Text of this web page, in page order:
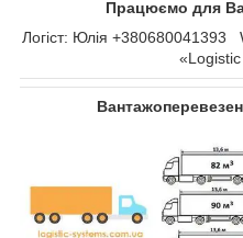
Працюємо для
Логіст: Юлія